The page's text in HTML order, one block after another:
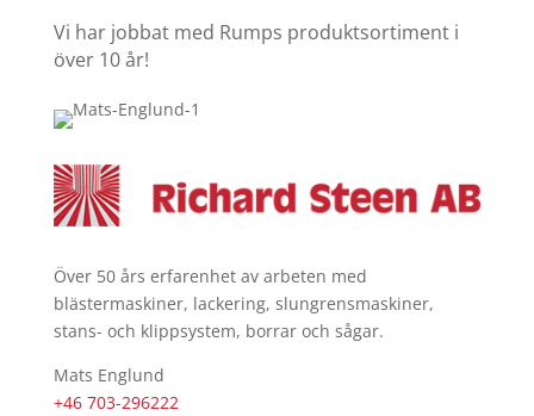
Vi har jobbat med Rumps produktsortiment i
över 10 år!
Över 50 års erfarenhet av arbeten med
blästermaskiner, lackering, slungrensmaskiner,
stans- och klippsystem, borrar och sågar.
Mats Englund
+46 703-296222